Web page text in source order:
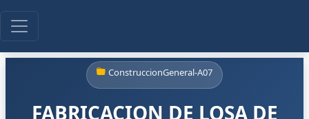
ConstruccionGeneral-A07
FABRICACION DE LOSA DE